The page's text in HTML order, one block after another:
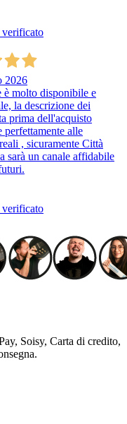
2026
è molto disponibile e
la descrizione dei
prima dell'acquisto
perfettamente alle
, sicuramente Città
sarà un canale affidabile
Soisy, Carta di credito,